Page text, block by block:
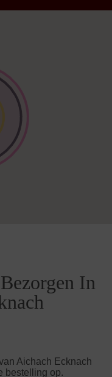
In
Aichach Ecknach
bestelling op.